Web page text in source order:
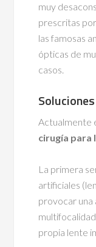
muy
prescritas
las famosas
ópticas de
casos.
Actualmente
cirugía para
La primera
artificiales
provocar una
propia lente